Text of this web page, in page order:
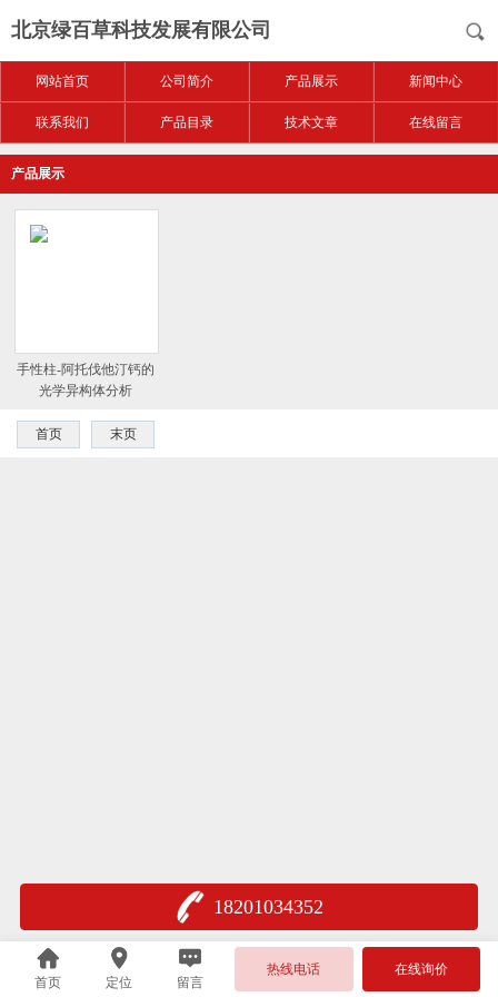
北京绿百草科技发展有限公司
网站首页 公司简介 产品展示 新闻中心
联系我们 产品目录 技术文章 在线留言
产品展示
手性柱-阿托伐他汀钙的
光学异构体分析
首页 末页
18201034352
首页 定位 留言
热线电话 在线询价